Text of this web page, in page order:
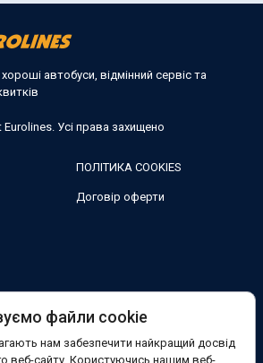
автобуси, відмінний сервіс та
Усі права захищено
ПОЛІТИКА COOKIES
Договір оферти
файли cookie
нам забезпечити найкращий досвід
веб-сайту. Користуючись нашим веб-